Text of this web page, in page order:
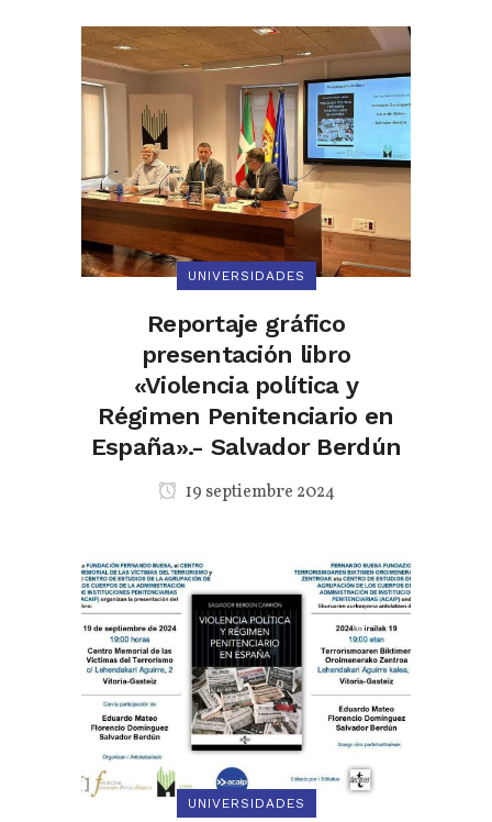
UNIVERSIDADES
Reportaje gráfico
presentación libro
«Violencia política y
Régimen Penitenciario en
España».- Salvador Berdún
19 septiembre 2024
UNIVERSIDADES